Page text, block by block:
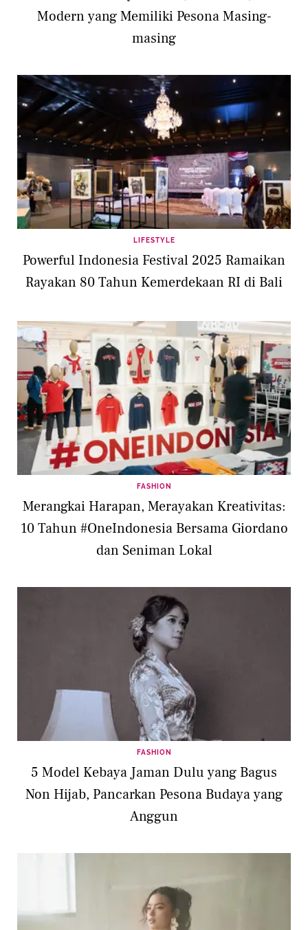
Modern yang Memiliki Pesona Masing-
masing
LIFESTYLE
Powerful Indonesia Festival 2025 Ramaikan
Rayakan 80 Tahun Kemerdekaan RI di Bali
FASHION
Merangkai Harapan, Merayakan Kreativitas:
10 Tahun #OneIndonesia Bersama Giordano
dan Seniman Lokal
FASHION
5 Model Kebaya Jaman Dulu yang Bagus
Non Hijab, Pancarkan Pesona Budaya yang
Anggun